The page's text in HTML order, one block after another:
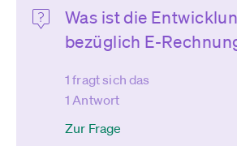
Was ist die
bezüglich E-
1 fragt sich das
1 Antwort
Zur Frage